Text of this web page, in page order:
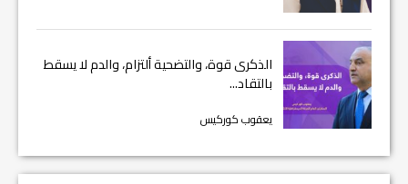
الذكرى قوة، والتضحية ألتزام، والدم لا يسقط
بالتقاد...
يعقوب كوركيس